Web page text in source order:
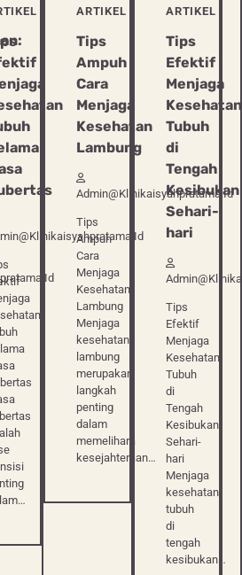
ARTIKEL
Tips
Ampuh
Cara
Menjaga
Kesehatan
Lambung
Admin@klinikaisyahpratama.id
Tips
Ampuh
Cara
Menjaga
Kesehatan
Lambung
Menjaga
kesehatan
lambung
merupakan
langkah
penting
dalam
memelihara
kesejahteraan…
ARTIKEL
Tips
Efektif
Menjaga
Kesehatan
Tubuh
di
Tengah
Kesibukan
Sehari-
hari
Tips
Efektif
Menjaga
Kesehatan
Tubuh
di
Tengah
Kesibukan
Sehari-
hari
Menjaga
kesehatan
tubuh
di
tengah
kesibukan…